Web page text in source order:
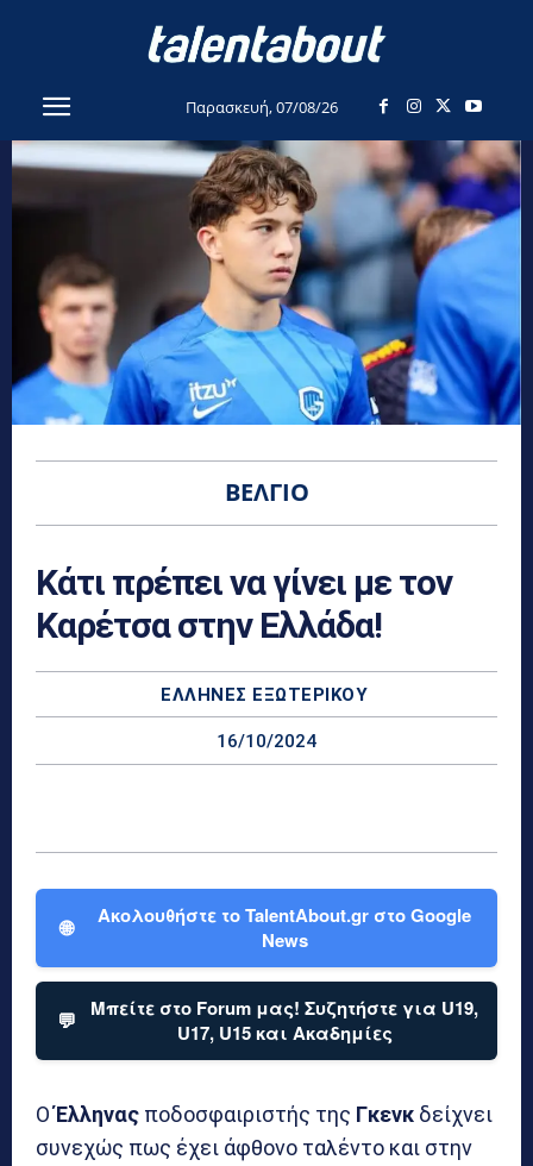
Παρασκευή, 07/08/26
ΒΈΛΓΙΟ
Κάτι πρέπει να γίνει με τον
Καρέτσα στην Ελλάδα!
ΕΛΛΗΝΕΣ ΕΞΩΤΕΡΙΚΟΎ
16/10/2024
🌐
Ακολουθήστε το TalentAbout.gr στο Google
News
💬
Μπείτε στο Forum μας! Συζητήστε για U19,
U17, U15 και Ακαδημίες
ΟΈλληνας ποδοσφαιριστής της Γκενκ δείχνει
συνεχώς πως έχει άφθονο ταλέντο και στην